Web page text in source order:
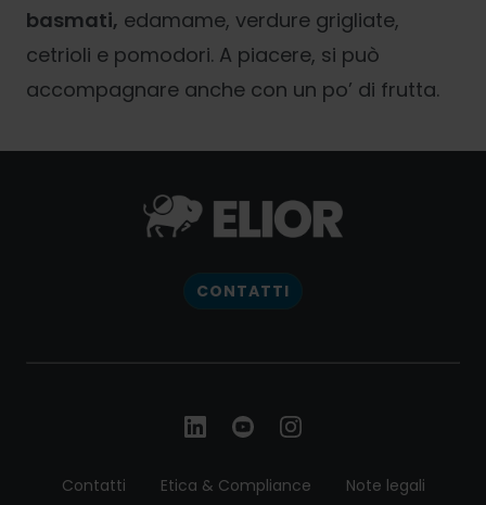
basmati, edamame, verdure grigliate,
cetrioli e pomodori. A piacere, si può
accompagnare anche con un po’ di frutta.
CONTATTI
Contatti Etica & Compliance Note legali